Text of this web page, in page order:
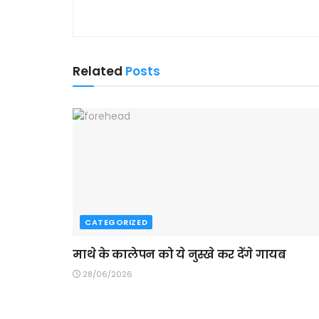
Related Posts
CATEGORIZED
माथे के कालेपन को ये नुस्खे कर देंगे गायब
28/06/2026